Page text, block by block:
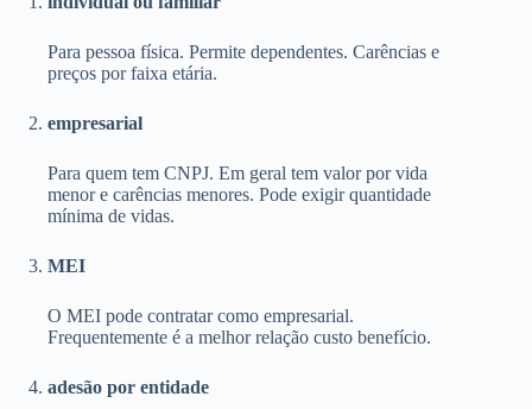
Para pessoa física. Permite dependentes. Carências e
preços por faixa etária.
empresarial
Para quem tem CNPJ. Em geral tem valor por vida
menor e carências menores. Pode exigir quantidade
mínima de vidas.
MEI
O MEI pode contratar como empresarial.
Frequentemente é a melhor relação custo benefício.
adesão por entidade